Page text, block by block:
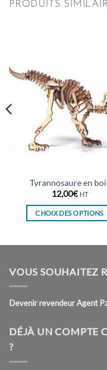
PRODUITS
Tyrannosaure en
12,00€ HT
CHOIX DES OPTIONS
options
être
VOUS SOUHAITEZ
Devenir revendeur Agent
DÉJÀ UN COMPTE
?